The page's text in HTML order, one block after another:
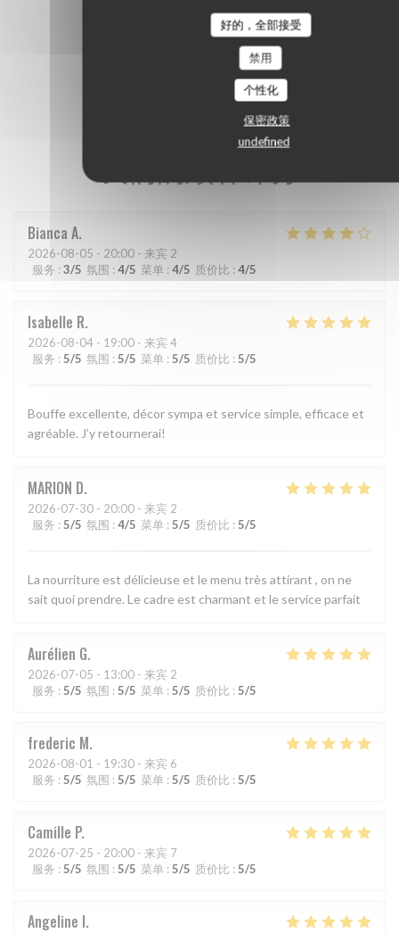
好的，全部接受
禁用
个性化
保密政策
undefined
Bianca A
2026-08-05 - 20:00 - 来宾 2
服务 : 3/5 氛围 : 4/5 菜单 : 4/5 质价比 : 4/5
Isabelle R
2026-08-04 - 19:00 - 来宾 4
服务 : 5/5 氛围 : 5/5 菜单 : 5/5 质价比 : 5/5
Bouffe excellente, décor sympa et service simple, efficace et
agréable. J’y retournerai!
MARION D
2026-07-30 - 20:00 - 来宾 2
服务 : 5/5 氛围 : 4/5 菜单 : 5/5 质价比 : 5/5
La nourriture est délicieuse et le menu très attirant , on ne
sait quoi prendre. Le cadre est charmant et le service parfait
Aurélien G
2026-07-05 - 13:00 - 来宾 2
服务 : 5/5 氛围 : 5/5 菜单 : 5/5 质价比 : 5/5
frederic M
2026-08-01 - 19:30 - 来宾 6
服务 : 5/5 氛围 : 5/5 菜单 : 5/5 质价比 : 5/5
Camille P
2026-07-25 - 20:00 - 来宾 7
服务 : 5/5 氛围 : 5/5 菜单 : 5/5 质价比 : 5/5
Angeline I